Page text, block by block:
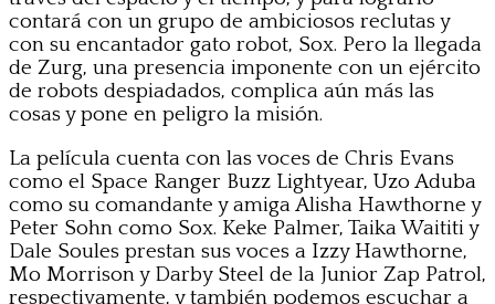
contará con un grupo de ambiciosos reclutas y
con su encantador gato robot, Sox. Pero la llegada
de Zurg, una presencia imponente con un ejército
de robots despiadados, complica aún más las
cosas y pone en peligro la misión.
La película cuenta con las voces de Chris Evans
como el Space Ranger Buzz Lightyear, Uzo Aduba
como su comandante y amiga Alisha Hawthorne y
Peter Sohn como Sox. Keke Palmer, Taika Waititi y
Dale Soules prestan sus voces a Izzy Hawthorne,
Mo Morrison y Darby Steel de la Junior Zap Patrol,
respectivamente, y también podemos escuchar a